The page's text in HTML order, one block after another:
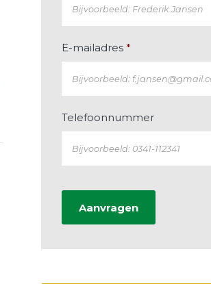
E-mailadres *
Telefoonnummer